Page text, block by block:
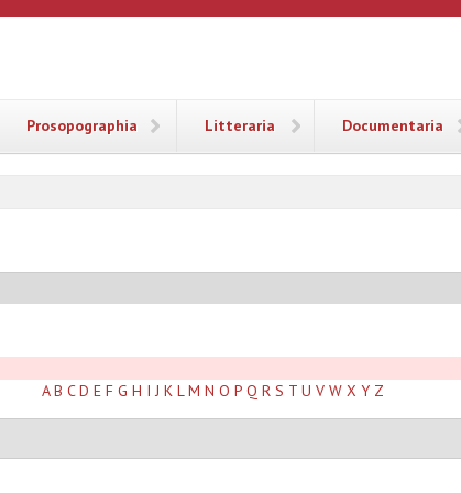
Prosopographia Litteraria Documentaria
A B C D E F G H I J K L M N O P Q R S T U V W X Y Z